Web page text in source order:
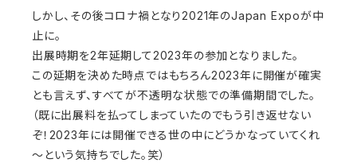
しかし、その後コロナ禍となり2021年のJapan Expoが中
止に。
出展時期を2年延期して2023年の参加となりました。
この延期を決めた時点ではもちろん2023年に開催が確実
とも言えず、すべてが不透明な状態での準備期間でした。
（既に出展料を払ってしまっていたのでもう引き返せない
ぞ！2023年には開催できる世の中にどうかなっていてくれ
～という気持ちでした。笑）